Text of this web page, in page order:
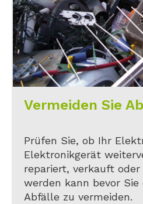
Vermeiden Sie
Prüfen Sie, ob Ihr
Elektronikgerät
repariert, verkauft
werden kann bevor
Abfälle zu vermeiden.